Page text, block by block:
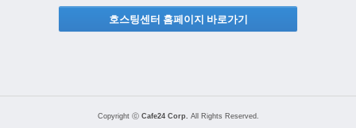
호스팅센터 홈페이지 바로가기
Copyright ⓒ Cafe24 Corp. All Rights Reserved.